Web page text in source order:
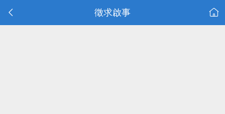
徵求啟事